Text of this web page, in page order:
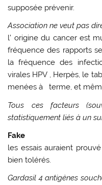
supposée prévenir.
Association ne veut pas
l’ origine du cancer est
fréquence des rapports
la fréquence des
virales HPV , Herpès, le
menées à terme, et
Tous ces facteurs
statistiquement liés à un
Fake
les essais auraient
bien tolérés.
Gardasil 4 antigènes